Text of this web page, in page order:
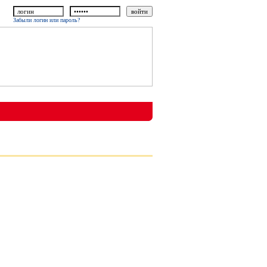
Забыли логин или пароль?